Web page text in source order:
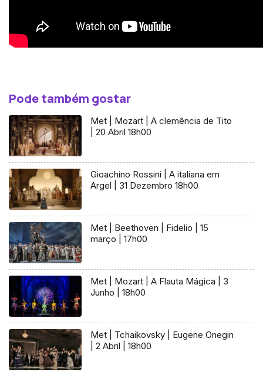
Pode também gostar
Met | Mozart | A clemência de Tito
| 20 Abril 18h00
Gioachino Rossini | A italiana em
Argel | 31 Dezembro 18h00
Met | Beethoven | Fidelio | 15
março | 17h00
Met | Mozart | A Flauta Mágica | 3
Junho | 18h00
Met | Tchaikovsky | Eugene Onegin
| 2 Abril | 18h00